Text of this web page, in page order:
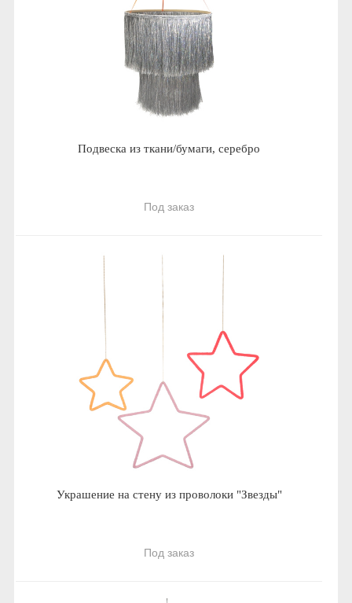
Подвеска из ткани/бумаги, серебро
Под заказ
Украшение на стену из проволоки "Звезды"
Под заказ